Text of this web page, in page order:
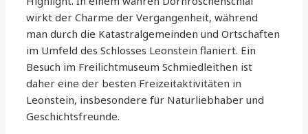
wirkt der Charme der Vergangenheit, während
man durch die Katastralgemeinden und Ortschaften
im Umfeld des Schlosses Leonstein flaniert. Ein
Besuch im Freilichtmuseum Schmiedleithen ist
daher eine der besten Freizeitaktivitäten in
Leonstein, insbesondere für Naturliebhaber und
Geschichtsfreunde.